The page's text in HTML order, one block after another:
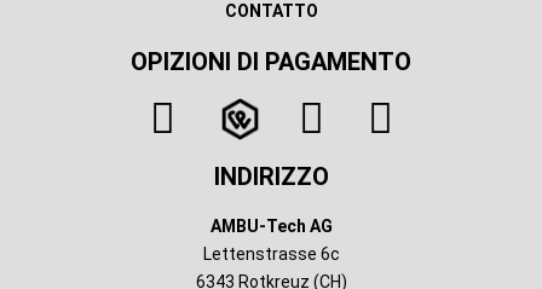
CONTATTO
OPIZIONI DI PAGAMENTO
INDIRIZZO
AMBU-Tech AG
Lettenstrasse 6c
6343 Rotkreuz (CH)